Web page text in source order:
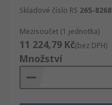
Skladové číslo RS 265-8268
Mezisoučet (1 jednotka)
11 224,79 Kč(bez DPH)
Množství